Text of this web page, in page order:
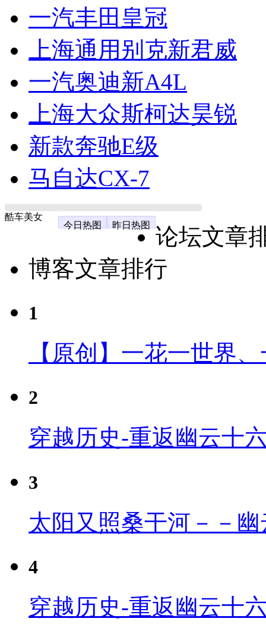
一汽丰田皇冠
上海通用别克新君威
一汽奥迪新A4L
上海大众斯柯达昊锐
新款奔驰E级
马自达CX-7
酷车美女
今日热图
昨日热图
论坛文章
博客文章排行
1
【原创】一花一世界
2
穿越历史-重返幽云十
3
太阳又照桑干河－－
4
穿越历史-重返幽云十